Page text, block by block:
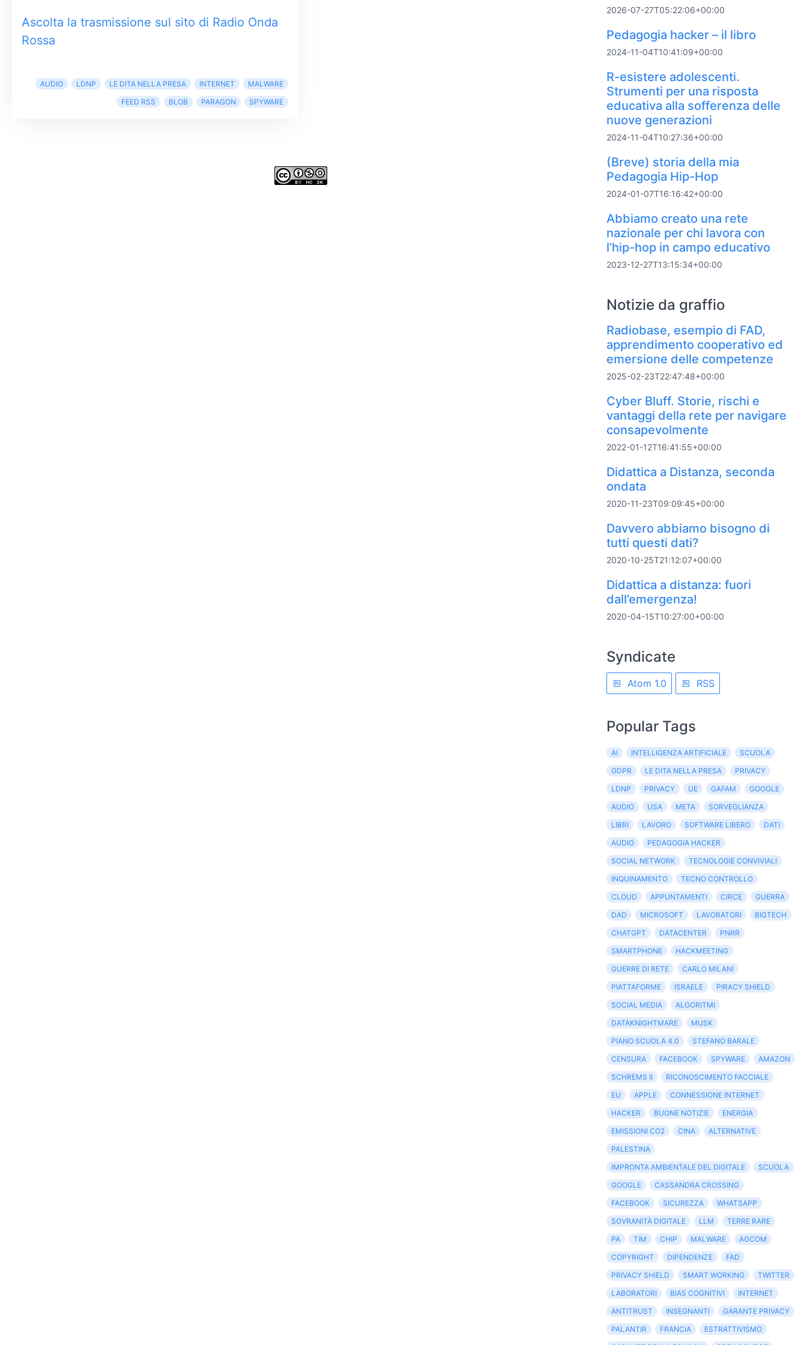
Ascolta la trasmissione sul sito di Radio Onda
Rossa
AUDIO LDNP LE DITA NELLA PRESA INTERNET
MALWARE
FEED RSS
BLOB PARAGON SPYWARE
2026-07-27T05:22:06+00:00
Pedagogia hacker – il libro
2024-11-04T10:41:09+00:00
R-esistere adolescenti.
Strumenti per una risposta
educativa alla sofferenza delle
nuove generazioni
2024-11-04T10:27:36+00:00
(Breve) storia della mia
Pedagogia Hip-Hop
2024-01-07T16:16:42+00:00
Abbiamo creato una rete
nazionale per chi lavora con
l’hip-hop in campo educativo
2023-12-27T13:15:34+00:00
Notizie da graffio
Radiobase, esempio di FAD,
apprendimento cooperativo ed
emersione delle competenze
2025-02-23T22:47:48+00:00
Cyber Bluff. Storie, rischi e
vantaggi della rete per navigare
consapevolmente
2022-01-12T16:41:55+00:00
Didattica a Distanza, seconda
ondata
2020-11-23T09:09:45+00:00
Davvero abbiamo bisogno di
tutti questi dati?
2020-10-25T21:12:07+00:00
Didattica a distanza: fuori
dall’emergenza!
2020-04-15T10:27:00+00:00
Syndicate
Atom 1.0 RSS
Popular Tags
AI INTELLIGENZA ARTIFICIALE
SCUOLA
GDPR
LE DITA NELLA PRESA
PRIVACY
LDNP
PRIVACY UE GAFAM
GOOGLE
AUDIO
USA META
SORVEGLIANZA
LIBRI
LAVORO SOFTWARE LIBERO
DATI
AUDIO
PEDAGOGIA HACKER
SOCIAL NETWORK
TECNOLOGIE CONVIVIALI
INQUINAMENTO
TECNO CONTROLLO
CLOUD
APPUNTAMENTI CIRCE
GUERRA
DAD
MICROSOFT LAVORATORI
BIGTECH
CHATGPT
DATACENTER
PNRR
SMARTPHONE
HACKMEETING
GUERRE DI RETE
CARLO MILANI
PIATTAFORME
ISRAELE
PIRACY SHIELD
SOCIAL MEDIA
ALGORITMI
DATAKNIGHTMARE
MUSK
PIANO SCUOLA 4.0
STEFANO BARALE
CENSURA
FACEBOOK SPYWARE
AMAZON
SCHREMS II
RICONOSCIMENTO FACCIALE
EU
APPLE
CONNESSIONE INTERNET
HACKER
BUONE NOTIZIE
ENERGIA
EMISSIONI CO2
CINA
ALTERNATIVE
PALESTINA
IMPRONTA AMBIENTALE DEL DIGITALE
SCUOLA
GOOGLE
CASSANDRA CROSSING
FACEBOOK
SICUREZZA
WHATSAPP
SOVRANITÀ DIGITALE
LLM
TERRE RARE
PA
TIM CHIP MALWARE
AGCOM
COPYRIGHT
DIPENDENZE
FAD
PRIVACY SHIELD
SMART WORKING
TWITTER
LABORATORI
BIAS COGNITIVI
INTERNET
ANTITRUST
INSEGNANTI
GARANTE PRIVACY
PALANTIR
FRANCIA
ESTRATTIVISMO